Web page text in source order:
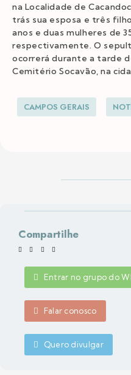
na Localidade de
trás sua esposa e três
anos e duas mulheres de
respectivamente. O
ocorrerá durante a tarde
Cemitério Socavão, na
CAMPOS GERAIS
Compartilhe
Entrar no grupo do
Falar conosco
Quero divulgar